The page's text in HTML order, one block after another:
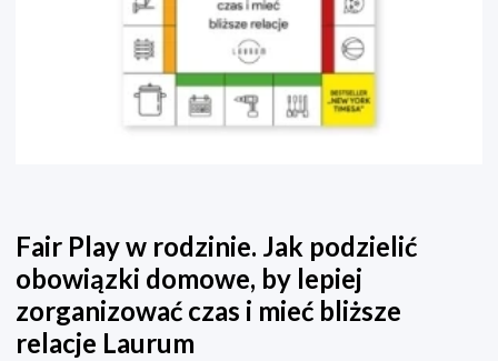
Fair Play w rodzinie. Jak podzielić
obowiązki domowe, by lepiej
zorganizować czas i mieć bliższe
relacje Laurum